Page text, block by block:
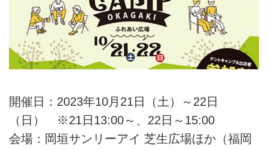
開催日：2023年10月21日（土）～22日
（日） ※21日13:00～、22日～15:00
会場：岡垣サンリーアイ 芝生広場ほか（福岡